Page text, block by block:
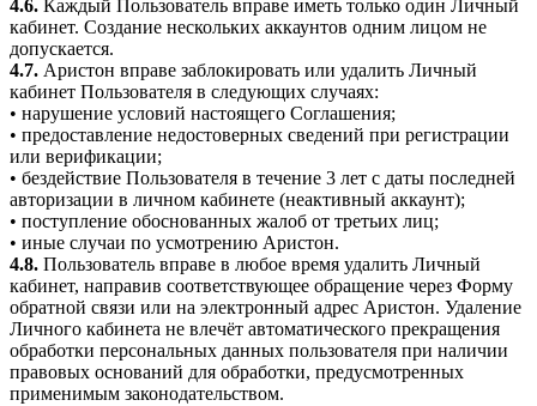
4.6. Каждый Пользователь вправе иметь только один Личный
кабинет. Создание нескольких аккаунтов одним лицом не
допускается.
4.7. Аристон вправе заблокировать или удалить Личный
кабинет Пользователя в следующих случаях:
• нарушение условий настоящего Соглашения;
• предоставление недостоверных сведений при регистрации
или верификации;
• бездействие Пользователя в течение 3 лет с даты последней
авторизации в личном кабинете (неактивный аккаунт);
• поступление обоснованных жалоб от третьих лиц;
• иные случаи по усмотрению Аристон.
4.8. Пользователь вправе в любое время удалить Личный
кабинет, направив соответствующее обращение через Форму
обратной связи или на электронный адрес Аристон. Удаление
Личного кабинета не влечёт автоматического прекращения
обработки персональных данных пользователя при наличии
правовых оснований для обработки, предусмотренных
применимым законодательством.